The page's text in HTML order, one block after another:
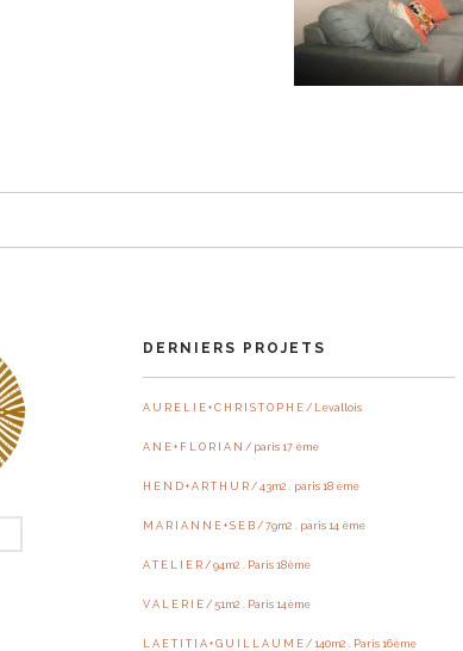
DERNIERS PROJETS
A U R E L I E + C H R I S T O P H E / Levallois
A N E + F L O R I A N / paris 17 ème
H E N D + A R T H U R / 43m2 . paris 18 ème
M A R I A N N E + S E B / 79m2 . paris 14 ème
A T E L I E R / 94m2 . Paris 18ème
V A L E R I E / 51m2 . Paris 14ème
L A E T I T I A + G U I L L A U M E / 140m2 . Paris 16ème